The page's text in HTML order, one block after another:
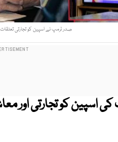
صدر ٹرمپ نے اسپین کو تجارتی
اسپین کو تجارتی اور